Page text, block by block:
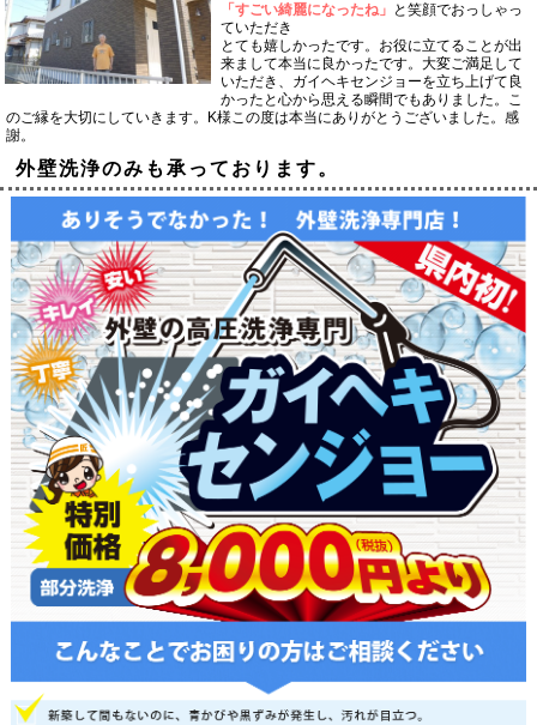
「すごい綺麗になったね」 と笑顔でおっしゃっ
ていただき
とても嬉しかったです。お役に立てることが出
来まして本当に良かったです。大変ご満足して
いただき、ガイヘキセンジョーを立ち上げて良
かったと心から思える瞬間でもありました。こ
のご縁を大切にしていきます。K様この度は本当にありがとうございました。感
謝。
外壁洗浄のみも承っております。